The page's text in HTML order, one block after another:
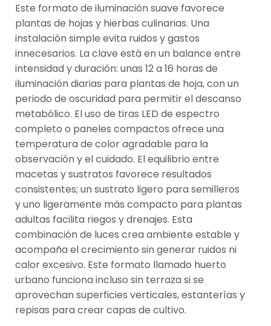
Este formato de iluminación suave favorece
plantas de hojas y hierbas culinarias. Una
instalación simple evita ruidos y gastos
innecesarios. La clave está en un balance entre
intensidad y duración: unas 12 a 16 horas de
iluminación diarias para plantas de hoja, con un
periodo de oscuridad para permitir el descanso
metabólico. El uso de tiras LED de espectro
completo o paneles compactos ofrece una
temperatura de color agradable para la
observación y el cuidado. El equilibrio entre
macetas y sustratos favorece resultados
consistentes; un sustrato ligero para semilleros
y uno ligeramente más compacto para plantas
adultas facilita riegos y drenajes. Esta
combinación de luces crea ambiente estable y
acompaña el crecimiento sin generar ruidos ni
calor excesivo. Este formato llamado huerto
urbano funciona incluso sin terraza si se
aprovechan superficies verticales, estanterías y
repisas para crear capas de cultivo.